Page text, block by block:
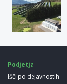
Podjetja
Išči po dejavnostih